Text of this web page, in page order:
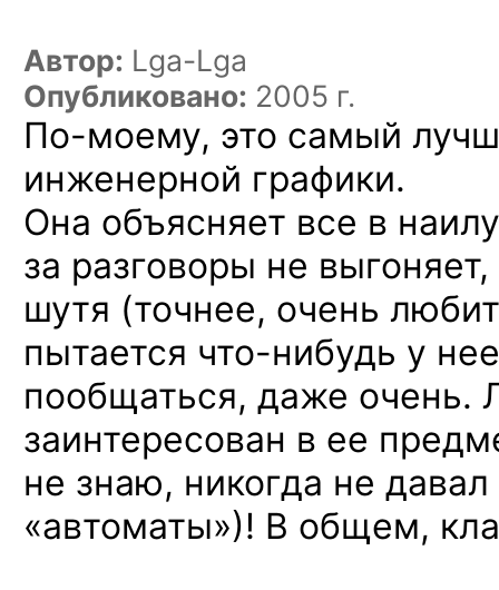
Автор: Lga-Lga
Опубликовано: 2005 г.
По-моему, это самый
инженерной графики.
Она объясняет все в
за разговоры не
шутя (точнее, очень
пытается что-нибудь у
пообщаться, даже очень.
заинтересован в ее
не знаю, никогда не
«автоматы»)! В общем,